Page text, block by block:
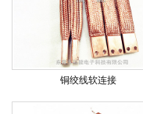
铜绞线软连接